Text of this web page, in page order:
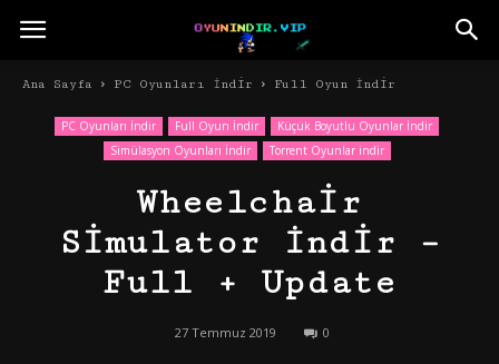
Ana Sayfa PC Oyunları İndir Full Oyun İndir
PC Oyunları İndir Full Oyun İndir
Küçük Boyutlu Oyunlar İndir
Simülasyon Oyunları İndir
Torrent Oyunlar indir
Wheelchair
Simulator İndir –
Full + Update
27 Temmuz 2019 0